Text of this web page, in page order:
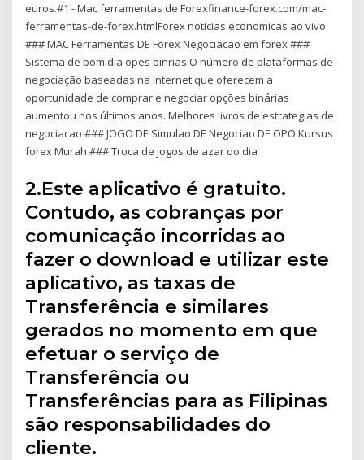
euros.#1 - Mac ferramentas de Forexfinance-forex.com/mac-
ferramentas-de-forex.htmlForex noticias economicas ao vivo
### MAC Ferramentas DE Forex Negociacao em forex ###
Sistema de bom dia opes binrias O número de plataformas de
negociação baseadas na Internet que oferecem a
oportunidade de comprar e negociar opções binárias
aumentou nos últimos anos. Melhores livros de estrategias de
negociacao ### JOGO DE Simulao DE Negociao DE OPO Kursus
forex Murah ### Troca de jogos de azar do dia
2.Este aplicativo é gratuito.
Contudo, as cobranças por
comunicação incorridas ao
fazer o download e utilizar este
aplicativo, as taxas de
Transferência e similares
gerados no momento em que
efetuar o serviço de
Transferência ou
Transferências para as Filipinas
são responsabilidades do
cliente.